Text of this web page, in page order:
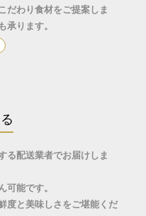
だわり食材をご提案しま
承ります。
る配送業者でお届けしま
可能です。
度と美味しさをご堪能くだ